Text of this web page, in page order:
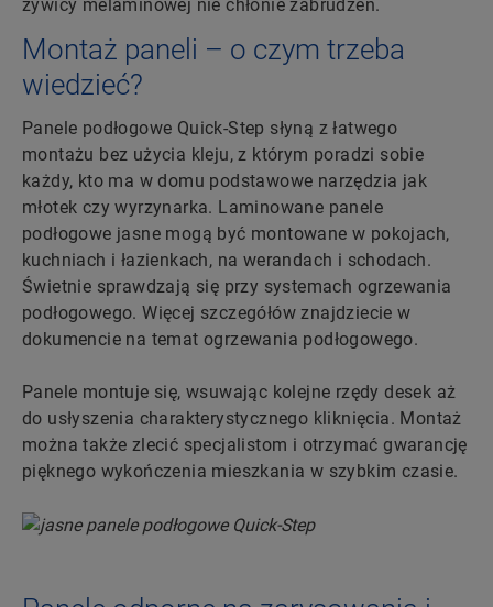
żywicy melaminowej nie chłonie zabrudzeń.
Montaż paneli – o czym trzeba
wiedzieć?
Panele podłogowe Quick-Step słyną z łatwego
montażu bez użycia kleju, z którym poradzi sobie
każdy, kto ma w domu podstawowe narzędzia jak
młotek czy wyrzynarka. Laminowane panele
podłogowe jasne mogą być montowane w pokojach,
kuchniach i łazienkach, na werandach i schodach.
Świetnie sprawdzają się przy systemach ogrzewania
podłogowego. Więcej szczegółów znajdziecie w
dokumencie na temat ogrzewania podłogowego.
Panele montuje się, wsuwając kolejne rzędy desek aż
do usłyszenia charakterystycznego kliknięcia. Montaż
można także zlecić specjalistom i otrzymać gwarancję
pięknego wykończenia mieszkania w szybkim czasie.